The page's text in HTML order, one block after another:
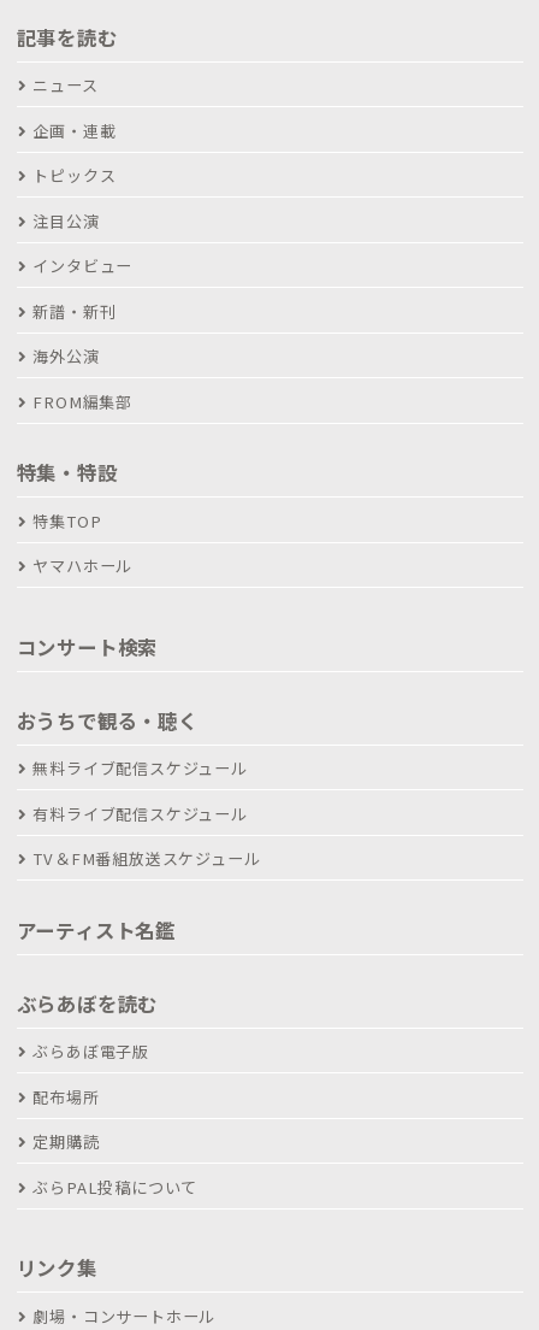
記事を読む
ニュース
企画・連載
トピックス
注目公演
インタビュー
新譜・新刊
海外公演
FROM編集部
特集・特設
特集TOP
ヤマハホール
コンサート検索
おうちで観る・聴く
無料ライブ配信スケジュール
有料ライブ配信スケジュール
TV＆FM番組放送スケジュール
アーティスト名鑑
ぶらあぼを読む
ぶらあぼ電子版
配布場所
定期購読
ぶらPAL投稿について
リンク集
劇場・コンサートホール